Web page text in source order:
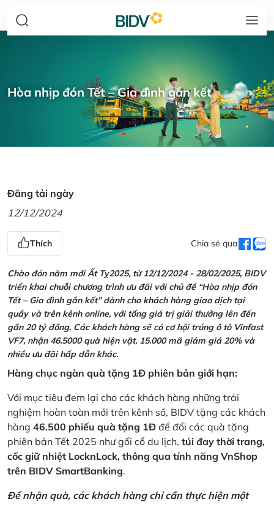
Hòa nhịp đón Tết – Gia đình gắn kết
Đăng tải ngày
12/12/2024
Thích Chia sẻ qua
Chào đón năm mới Ất Tỵ2025, từ 12/12/2024 - 28/02/2025, BIDV
triển khai chuỗi chương trình ưu đãi với chủ đề “Hòa nhịp đón
Tết – Gia đình gắn kết” dành cho khách hàng giao dịch tại
quầy và trên kênh online, với tổng giá trị giải thưởng lên đến
gần 20 tỷ đồng. Các khách hàng sẽ có cơ hội trúng ô tô Vinfast
VF7, nhận 46.5000 quà hiện vật, 15.000 mã giảm giá 20% và
nhiều ưu đãi hấp dẫn khác.
Hàng chục ngàn quà tặng 1Đ phiên bản giới hạn:
Với mục tiêu đem lại cho các khách hàng những trải
nghiệm hoàn toàn mới trên kênh số, BIDV tặng các khách
hàng 46.500 phiếu quà tặng 1Đ để đổi các quà tặng
phiên bản Tết 2025 như gối cổ du lịch, túi đay thời trang,
cốc giữ nhiệt LocknLock, thông qua tính năng VnShop
trên BIDV SmartBanking.
Để nhận quà, các khách hàng chỉ cần thực hiện một